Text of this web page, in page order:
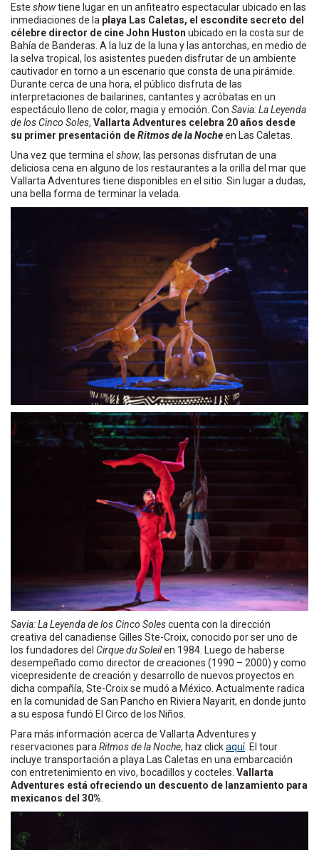
Este showtiene lugar en un anfiteatro espectacular ubicado en las
inmediaciones de la playa Las Caletas, el escondite secreto del
célebre director de cine John Huston ubicado en la costa sur de
Bahía de Banderas. A la luz de la luna y las antorchas, en medio de
la selva tropical, los asistentes pueden disfrutar de un ambiente
cautivador en torno a un escenario que consta de una pirámide.
Durante cerca de una hora, el público disfruta de las
interpretaciones de bailarines, cantantes y acróbatas en un
espectáculo lleno de color, magia y emoción. Con Savia: La Leyenda
de los Cinco Soles, Vallarta Adventures celebra 20 años desde
su primer presentación deRitmos de la Nocheen Las Caletas.
Una vez que termina el show, las personas disfrutan de una
deliciosa cena en alguno de los restaurantes a la orilla del mar que
Vallarta Adventures tiene disponibles en el sitio. Sin lugar a dudas,
una bella forma de terminar la velada.
Savia: La Leyenda de los Cinco Solescuenta con la dirección
creativa del canadiense Gilles Ste-Croix, conocido por ser uno de
los fundadores del Cirque du Soleilen 1984. Luego de haberse
desempeñado como director de creaciones (1990 – 2000) y como
vicepresidente de creación y desarrollo de nuevos proyectos en
dicha compañía, Ste-Croix se mudó a México. Actualmente radica
en la comunidad de San Pancho en Riviera Nayarit, en donde junto
a su esposa fundó El Circo de los Niños.
Para más información acerca de Vallarta Adventures y
reservaciones para Ritmos de la Noche, haz clickaquí. El tour
incluye transportación a playa Las Caletas en una embarcación
con entretenimiento en vivo, bocadillos y cocteles. Vallarta
Adventures está ofreciendo un descuento de lanzamiento para
mexicanos del 30%